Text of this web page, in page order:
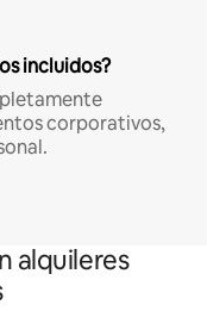
incluidos?
corporativos,
alquileres